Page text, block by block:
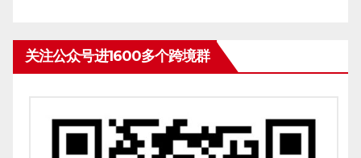
关注公众号进1600多个跨境群